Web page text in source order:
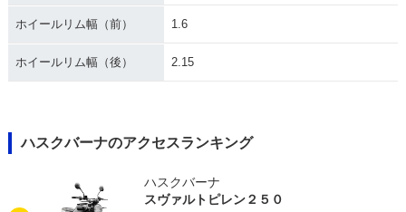
ホイールリム幅（前） 1.6
ホイールリム幅（後） 2.15
ハスクバーナのアクセスランキング
ハスクバーナ
スヴァルトピレン２５０